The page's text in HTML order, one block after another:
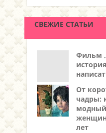
СВЕЖИЕ СТАТЬИ
Фильм
От
чадры:
модный
женщин
лет